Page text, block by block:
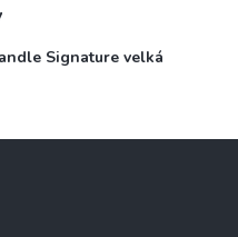
Signature velká